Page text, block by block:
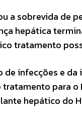
a sobrevida de
hepática
tratamento
infecções e da
para o
hepático do